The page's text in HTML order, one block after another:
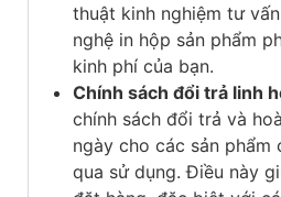
thuật kinh nghiệm tư
nghệ in hộp sản phẩm
kinh phí của bạn.
Chính sách đổi trả linh
chính sách đổi trả và
ngày cho các sản phẩm
qua sử dụng. Điều này